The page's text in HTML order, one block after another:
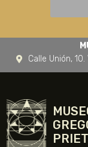
Calle Unión,